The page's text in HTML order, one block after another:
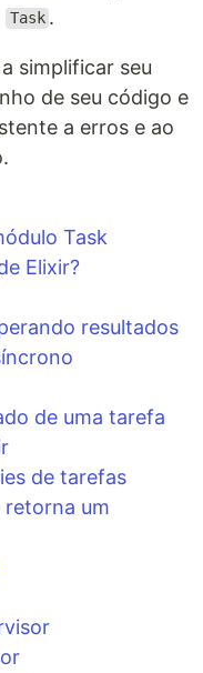
Task .
simplificar seu
de seu código e
a erros e ao
Task
Elixir?
resultados
de uma tarefa
de tarefas
retorna um